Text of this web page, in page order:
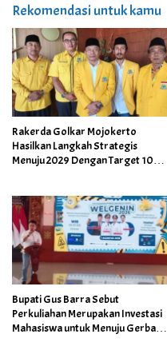
Rekomendasi untuk kamu
Rakerda Golkar Mojokerto
Hasilkan Langkah Strategis
Menuju 2029 Dengan Target 10
Bupati Gus Barra Sebut
Perkuliahan Merupakan Investasi
Mahasiswa untuk Menuju Gerbang